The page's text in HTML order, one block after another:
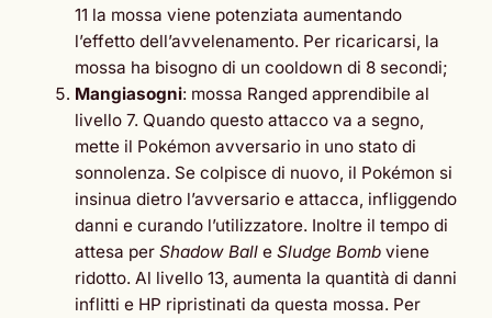
11 la mossa viene potenziata aumentando
l’effetto dell’avvelenamento. Per ricaricarsi, la
mossa ha bisogno di un cooldown di 8 secondi;
Mangiasogni: mossa Ranged apprendibile al
livello 7. Quando questo attacco va a segno,
mette il Pokémon avversario in uno stato di
sonnolenza. Se colpisce di nuovo, il Pokémon si
insinua dietro l’avversario e attacca, infliggendo
danni e curando l’utilizzatore. Inoltre il tempo di
attesa per Shadow Ball e Sludge Bomb viene
ridotto. Al livello 13, aumenta la quantità di danni
inflitti e HP ripristinati da questa mossa. Per